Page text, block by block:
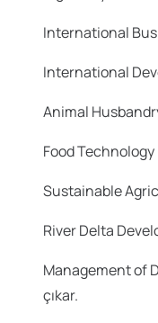
International
International
Animal
Food Technology
Sustainable
River Delta
Management of
çıkar.